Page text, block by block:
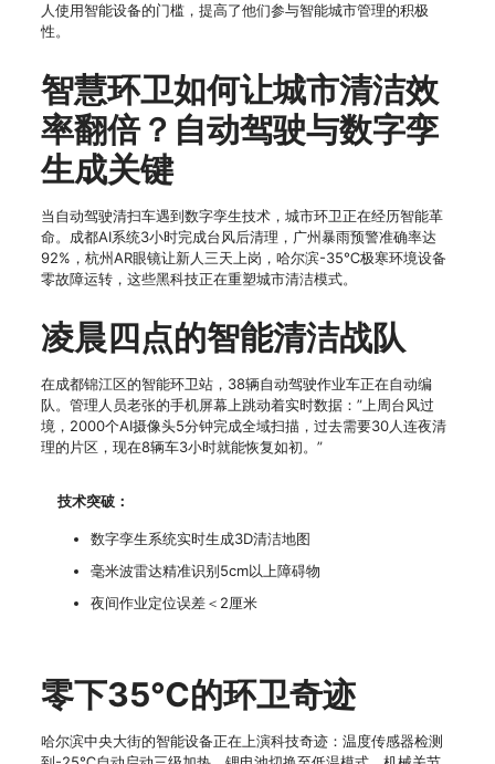
人使用智能设备的门槛，提高了他们参与智能城市管理的积极
性。
智慧环卫如何让城市清洁效
率翻倍？自动驾驶与数字孪
生成关键
当自动驾驶清扫车遇到数字孪生技术，城市环卫正在经历智能革
命。成都AI系统3小时完成台风后清理，广州暴雨预警准确率达
92%，杭州AR眼镜让新人三天上岗，哈尔滨-35℃极寒环境设备
零故障运转，这些黑科技正在重塑城市清洁模式。
凌晨四点的智能清洁战队
在成都锦江区的智能环卫站，38辆自动驾驶作业车正在自动编
队。管理人员老张的手机屏幕上跳动着实时数据：”上周台风过
境，2000个AI摄像头5分钟完成全域扫描，过去需要30人连夜清
理的片区，现在8辆车3小时就能恢复如初。”
技术突破：
数字孪生系统实时生成3D清洁地图
毫米波雷达精准识别5cm以上障碍物
夜间作业定位误差＜2厘米
零下35℃的环卫奇迹
哈尔滨中央大街的智能设备正在上演科技奇迹：温度传感器检测